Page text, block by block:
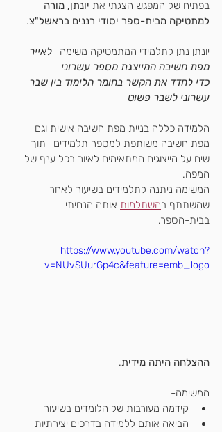
בפתיח של המפגש הצגתי את יונתן, מורה
למתטיקה מבית-ספר יסודי רננים בראשל"צ.
יונתן נתן לתלמידי המתמטיקה משימה- לאייר
מפת חשיבה המייצגת מספר עשרוני
כדי לחדד את הקשר בחומר הלימוד בין שבר
עשרוני לשבר פשוט
הלמידה כללה בניית מפת חשיבה אישית וגם
מפת חשיבה משותפת למספר תלמידים- תוך
שיח על הייצוגים המתאימים לאיור בכל ענף של
המפה.
המשימה ניתנה לתלמידים בשיעור לאחר
שהשתתף בהשתלמות אותה הנחיתי
בבית-הספר.
https://www.youtube.com/watch?
v=NUvSUurGp4c&feature=emb_logo
ההצלחה היתה מידית.
המשימה-
קידמה מעורבות של הלומדים בשיעור
הביאה אותם ללמידה בדרכים יצירתיות